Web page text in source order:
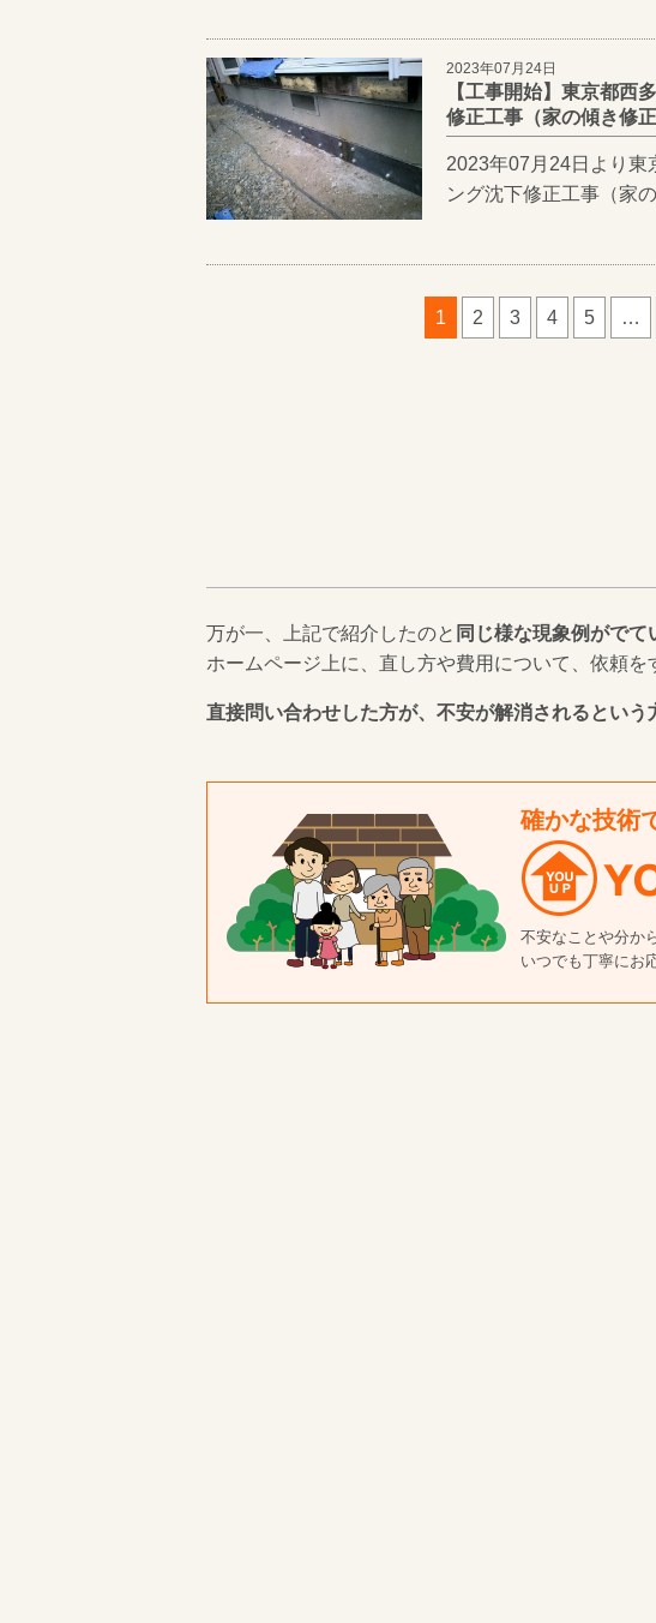
2023年07月24日
【工事開始】東京都西
修正工事（家の傾き修
2023年07月24日より東
ング沈下修正工事（家
1 2 3 4 5 …
万が一、上記で紹介したのと 同じ様な現象例がで
ホームページ上に、直し方や費用について、依頼
直接問い合わせした方が、不安が解消されるという
確かな技術
不安なことや分か
いつでも丁寧にお